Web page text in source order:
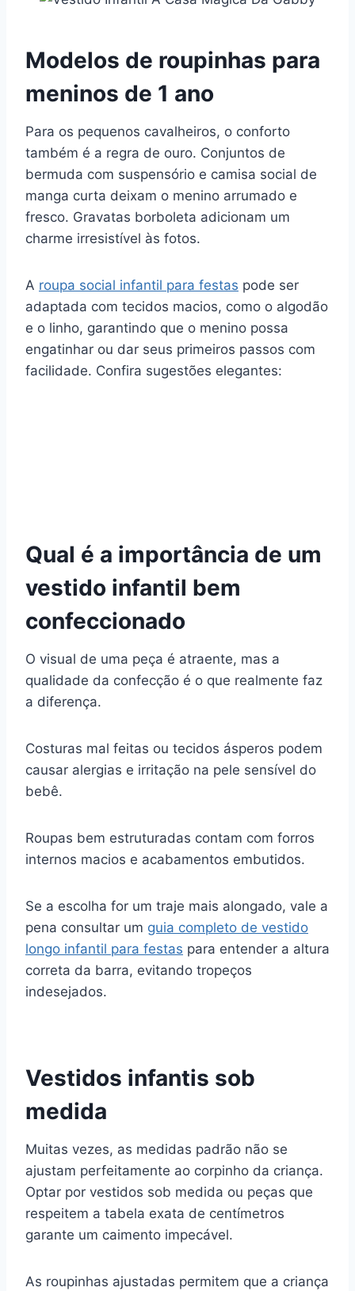
Modelos de roupinhas para
meninos de 1 ano
Para os pequenos cavalheiros, o conforto
também é a regra de ouro. Conjuntos de
bermuda com suspensório e camisa social de
manga curta deixam o menino arrumado e
fresco. Gravatas borboleta adicionam um
charme irresistível às fotos.
A roupa social infantil para festas pode ser
adaptada com tecidos macios, como o algodão
e o linho, garantindo que o menino possa
engatinhar ou dar seus primeiros passos com
facilidade. Confira sugestões elegantes:
Qual é a importância de um
vestido infantil bem
confeccionado
O visual de uma peça é atraente, mas a
qualidade da confecção é o que realmente faz
a diferença.
Costuras mal feitas ou tecidos ásperos podem
causar alergias e irritação na pele sensível do
bebê.
Roupas bem estruturadas contam com forros
internos macios e acabamentos embutidos.
Se a escolha for um traje mais alongado, vale a
pena consultar um guia completo de vestido
longo infantil para festas para entender a altura
correta da barra, evitando tropeços
indesejados.
Vestidos infantis sob
medida
Muitas vezes, as medidas padrão não se
ajustam perfeitamente ao corpinho da criança.
Optar por vestidos sob medida ou peças que
respeitem a tabela exata de centímetros
garante um caimento impecável.
As roupinhas ajustadas permitem que a criança